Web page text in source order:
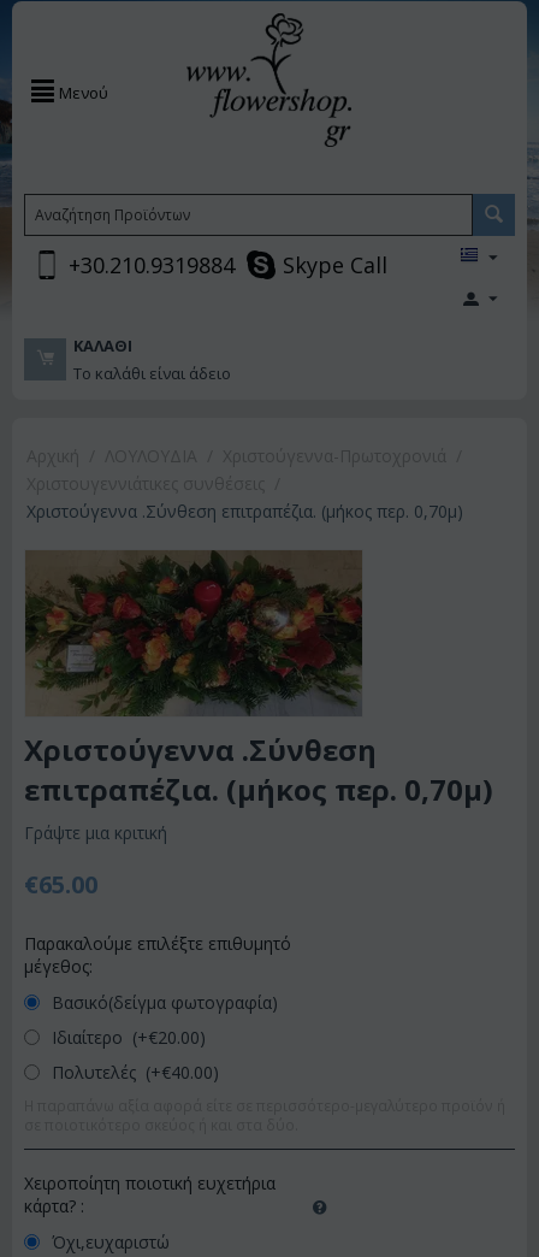
Μενού
+30.210.9319884 Skype Call
ΚΑΛΆΘΙ
Το καλάθι είναι άδειο
Χριστούγεννα .Σύνθεση επιτραπέζια. (μήκος περ. 0,70μ)
Χριστούγεννα .Σύνθεση
επιτραπέζια. (μήκος περ. 0,70μ)
Γράψτε μια κριτική
€65.00
Παρακαλούμε επιλέξτε επιθυμητό
μέγεθος:
Βασικό(δείγμα φωτογραφία)
Ιδιαίτερο (+€20.00)
Πολυτελές (+€40.00)
Χειροποίητη ποιοτική ευχετήρια
κάρτα? :
Όχι,ευχαριστώ